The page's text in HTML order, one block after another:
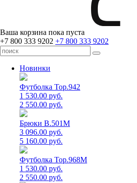
Ваша корзина пока пуста
+7 800 333 9202 +7 800 333 9202
Новинки
Футболка Top.942
1 530.00 руб.
2 550.00 руб.
Брюки B.501M
3 096.00 руб.
5 160.00 руб.
Футболка Top.968M
1 530.00 руб.
2 550.00 руб.